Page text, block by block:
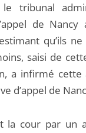
tribunal
de
qu’ils
saisi de
a infirmé cette
d’appel de
la cour par